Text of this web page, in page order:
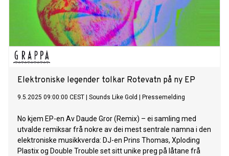
Elektroniske legender tolkar Rotevatn på ny EP
9.5.2025 09:00:00 CEST Sounds Like Gold Pressemelding
No kjem EP-en Av Daude Gror (Remix) – ei samling med
utvalde remiksar frå nokre av dei mest sentrale namna i den
elektroniske musikkverda: DJ-en Prins Thomas, Xploding
Plastix og Double Trouble set sitt unike preg på låtane frå